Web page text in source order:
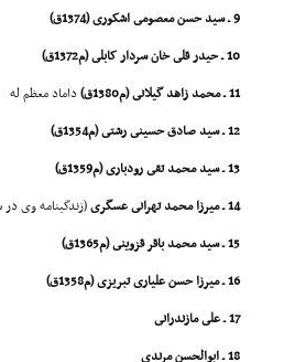
9 ـ سید حسن معصومى اشکورى (1374ق)
10 ـ حیدر قلى خان سردار کابلى (م1372ق)
11 ـ محمد زاهد گیلانى (م1380ق)
داماد معظم له
12 ـ سید صادق حسینى رشتى (م1354ق)
13 ـ سید محمد تقى رودبارى (م1359ق)
14 ـ میرزا محمد تهرانى عسگرى
(زندگینامه وى
15 ـ سید محمد باقر قزوینى (م1365ق)
16 ـ میرزا حسن علیارى تبریزى (م1358ق)
17 ـ على مازندران
ى
18 ـ ابوالحسن مرندى